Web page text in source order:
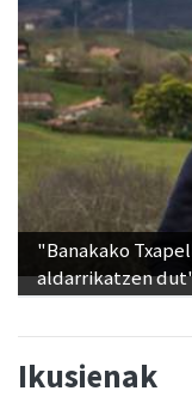
"Banakako
aldarrikatzen
Ikusienak